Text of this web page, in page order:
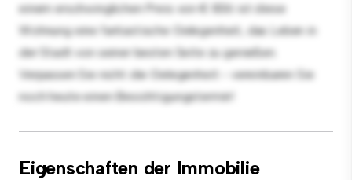
einem erschwinglichen Preis von € 836 ist diese
Wohnung eine fantastische Gelegenheit, das Leben in
der Stadt von seiner besten Seite zu genießen.
Verpassen Sie nicht die Gelegenheit - vereinbaren Sie
noch heute einen Besichtigungstermin!
Eigenschaften der Immobilie